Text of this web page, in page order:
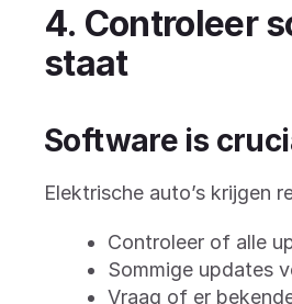
4. Controleer
staat
Software is
Elektrische auto’s krijgen
Controleer of alle
Sommige updates
Vraag of er